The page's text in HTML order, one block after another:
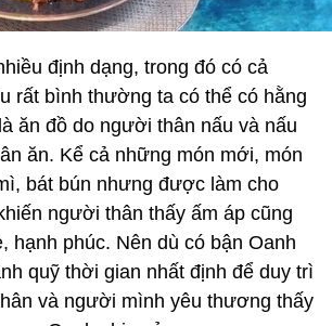
định dạng, trong đó có cả
rất bình thường ta có thể có hằng
ăn đồ do người thân nấu và nấu
ăn. Kể cả những món mới, món
bát bún nhưng được làm cho
người thân thấy ấm áp cũng
hạnh phúc. Nên dù có bận Oanh
quỹ thời gian nhất định để duy trì
và người mình yêu thương thấy